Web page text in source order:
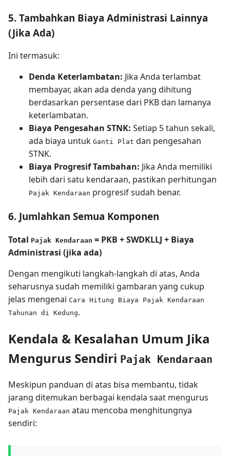
5. Tambahkan Biaya Administrasi Lainnya
(Jika Ada)
Ini termasuk:
Denda Keterlambatan: Jika Anda terlambat
membayar, akan ada denda yang dihitung
berdasarkan persentase dari PKB dan lamanya
keterlambatan.
Biaya Pengesahan STNK: Setiap 5 tahun sekali,
ada biaya untuk Ganti Plat dan pengesahan
STNK.
Biaya Progresif Tambahan: Jika Anda memiliki
lebih dari satu kendaraan, pastikan perhitungan
Pajak Kendaraan progresif sudah benar.
6. Jumlahkan Semua Komponen
Total Pajak Kendaraan = PKB + SWDKLLJ + Biaya
Administrasi (jika ada)
Dengan mengikuti langkah-langkah di atas, Anda
seharusnya sudah memiliki gambaran yang cukup
jelas mengenai Cara Hitung Biaya Pajak Kendaraan
Tahunan di Kedung.
Kendala & Kesalahan Umum Jika
Mengurus Sendiri Pajak Kendaraan
Meskipun panduan di atas bisa membantu, tidak
jarang ditemukan berbagai kendala saat mengurus
Pajak Kendaraan atau mencoba menghitungnya
sendiri: